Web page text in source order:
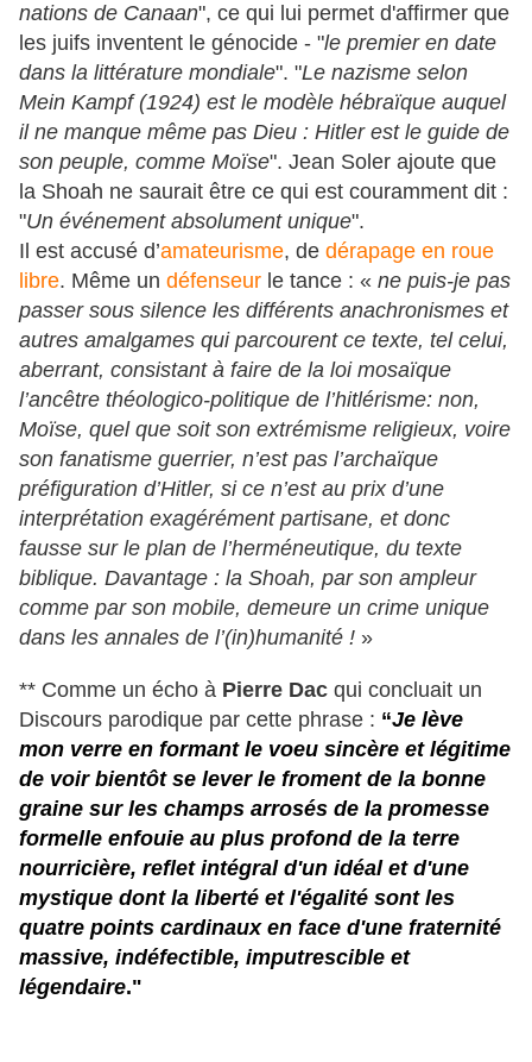
nations de Canaan", ce qui lui permet d'affirmer que
les juifs inventent le génocide - "le premier en date
dans la littérature mondiale". "Le nazisme selon
Mein Kampf (1924) est le modèle hébraïque auquel
il ne manque même pas Dieu : Hitler est le guide de
son peuple, comme Moïse". Jean Soler ajoute que
la Shoah ne saurait être ce qui est couramment dit :
"Un événement absolument unique".
Il est accusé d’amateurisme, de dérapage en roue
libre. Même un défenseur le tance : « ne puis-je pas
passer sous silence les différents anachronismes et
autres amalgames qui parcourent ce texte, tel celui,
aberrant, consistant à faire de la loi mosaïque
l’ancêtre théologico-politique de l’hitlérisme: non,
Moïse, quel que soit son extrémisme religieux, voire
son fanatisme guerrier, n’est pas l’archaïque
préfiguration d’Hitler, si ce n’est au prix d’une
interprétation exagérément partisane, et donc
fausse sur le plan de l’herméneutique, du texte
biblique. Davantage : la Shoah, par son ampleur
comme par son mobile, demeure un crime unique
dans les annales de l’(in)humanité ! »
** Comme un écho à Pierre Dac qui concluait un
Discours parodique par cette phrase : “Je lève
mon verre en formant le voeu sincère et légitime
de voir bientôt se lever le froment de la bonne
graine sur les champs arrosés de la promesse
formelle enfouie au plus profond de la terre
nourricière, reflet intégral d'un idéal et d'une
mystique dont la liberté et l'égalité sont les
quatre points cardinaux en face d'une fraternité
massive, indéfectible, imputrescible et
légendaire."